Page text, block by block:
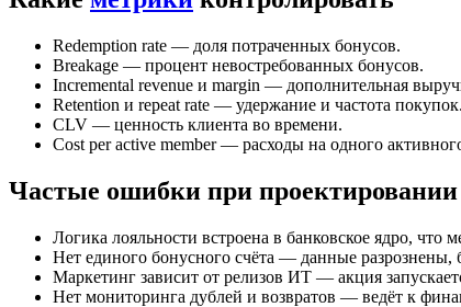
Redemption rate — доля потраченных бонусов.
Breakage — процент невостребованных бонусов.
Incremental revenue и margin — дополнительная
Retention и repeat rate — удержание и частота покупок.
CLV — ценность клиента во времени.
Cost per active member — расходы на одного
Частые ошибки при
Логика лояльности встроена в банковское ядро, что
Нет единого бонусного счёта — данные разрознены,
Маркетинг зависит от релизов ИТ — акция
Нет мониторинга дублей и возвратов — ведёт к